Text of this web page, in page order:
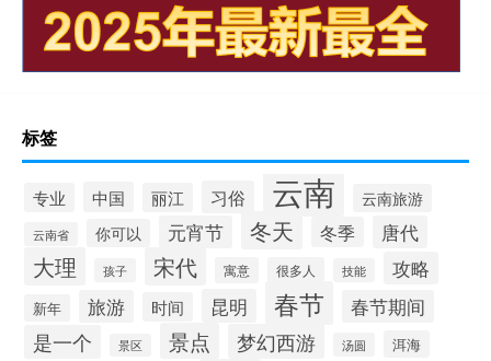
标签
专业 中国 丽江 习俗 云南 云南旅游
云南省 你可以 元宵节 冬天 冬季 唐代
大理 孩子 宋代 寓意 很多人 技能 攻略
新年 旅游 时间 昆明 春节 春节期间
是一个 景区 景点 梦幻西游 汤圆 洱海